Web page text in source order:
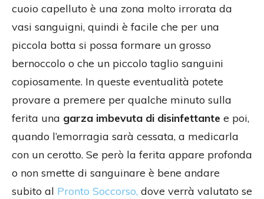
cuoio capelluto è una zona molto irrorata da
vasi sanguigni, quindi è facile che per una
piccola botta si possa formare un grosso
bernoccolo o che un piccolo taglio sanguini
copiosamente. In queste eventualità potete
provare a premere per qualche minuto sulla
ferita una garza imbevuta di disinfettante e poi,
quando l’emorragia sarà cessata, a medicarla
con un cerotto. Se però la ferita appare profonda
o non smette di sanguinare è bene andare
subito al Pronto Soccorso, dove verrà valutato se